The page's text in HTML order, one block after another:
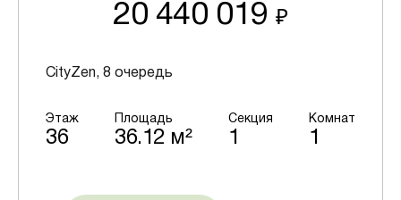
20 440 019₽
CityZen, 8 очередь
Этаж
36
Площадь
36.12 м²
Секция
1
Комнат
1